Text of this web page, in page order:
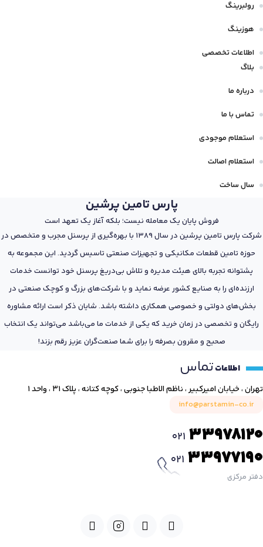
رولبرینگ
هوزینگ
اطلاعات تخصصی
بلاگ
درباره ما
تماس با ما
استعلام موجودی
استعلام اصالت
سال ساخت
پارس تامین پرشین
فروش پایان یک معامله نیست؛ بلکه آغاز یک تعهد است
شرکت پارس تامین پرشین در سال 1389 با بهره‌گیری از پرسنل مجرب و متخصص در
حوزه تامین قطعات مکانیکی و تجهیزات صنعتی تاسیس گردید. این مجموعه به
پشتوانه تجربه بالای هیئت مدیره و تلاش بی‌دریغ پرسنل خود توانست خدمات
ارزنده‌ای را به صنایع کشور عرضه نماید و با شرکت‌های بزرگ و کوچک صنعتی در
بخش‌های دولتی و خصوصی همکاری داشته باشد. شایان ذکر است ارائه مشاوره
رایگان و تخصصی در زمان خرید که یکی از خدمات ما می‌باشد می‌تواند یک انتخاب
صحیح و مقرون بصرفه را برای شما صنعت‌گران عزیز رقم بزند!
اطلاعاتتماس
تهران ، خیابان امیرکبیر ، ناظم الاطبا جنوبی ، کوچه کتانه ، پلاک ۳۱ ، واحد ۱
info@parstamin-co.ir
021 33978120
021 33977190
دفتر مرکزی